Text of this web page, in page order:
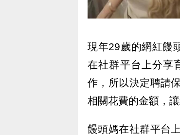
現年29歲的網紅饅
在社群平台上分享
作，所以決定聘請
相關花費的金額，
饅頭媽在社群平台